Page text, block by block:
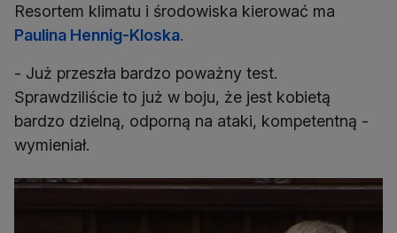
Resortem klimatu i środowiska kierować ma
Paulina Hennig-Kloska.
- Już przeszła bardzo poważny test.
Sprawdziliście to już w boju, że jest kobietą
bardzo dzielną, odporną na ataki, kompetentną -
wymieniał.